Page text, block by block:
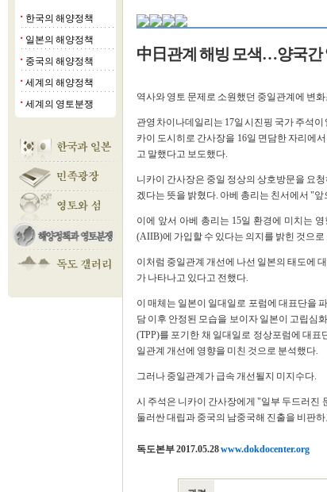
■ 한국의 해양정책
■ 일본의 해양정책
■ 중국의 해양정책
■ 세계의 해양정책
■ 세계의 영토분쟁
中日관계 해빙 모색…양국간
역사와 영토 문제로 소원했던 중일관계에 변
관영 차이나데일리는 17일 시진핑 국가 주석
카이 도시히로 간사장을 16일 면담한 자리에
고 말했다고 보도했다.
니카이 간사장은 중일 정상의 상호방문을 요
겠다는 뜻을 밝혔다. 아베 총리는 친서에서 "
이에 앞서 아베 총리는 15일 환경에 미치는
(AIIB)에 가입할 수 있다는 의지를 밝힌 것으
이처럼 중일관계 개선에 나선 일본의 태도에
가 나타나고 있다고 전했다.
이 매체는 일본이 일대일로 포럼에 대표단을
담 이후 안정된 모습을 보이자 일본이 고립심
(TPP)를 포기한 채 일대일로 정상포럼에 대
일관계 개선에 영향을 미친 것으로 분석했다.
그러나 중일관계가 급속 개선될지 미지수다.
시 주석은 니카이 간사장에게 "일부 두드러진
둘러싼 대립과 중국의 남중국해 진출을 비판
독도본부 2017.05.28www.dokdocenter.org